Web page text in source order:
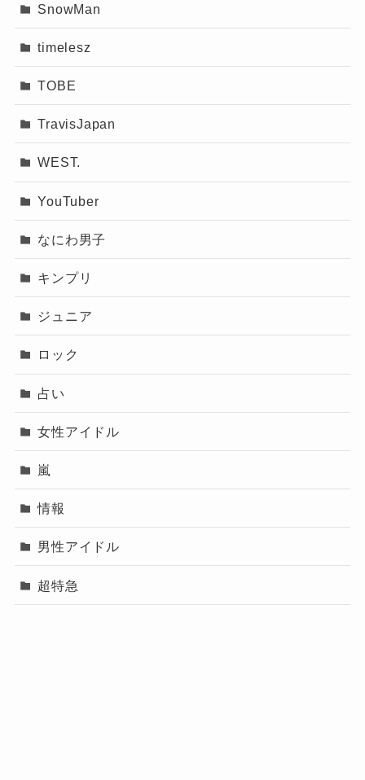
SnowMan
timelesz
TOBE
TravisJapan
WEST.
YouTuber
なにわ男子
キンプリ
ジュニア
ロック
占い
女性アイドル
嵐
情報
男性アイドル
超特急